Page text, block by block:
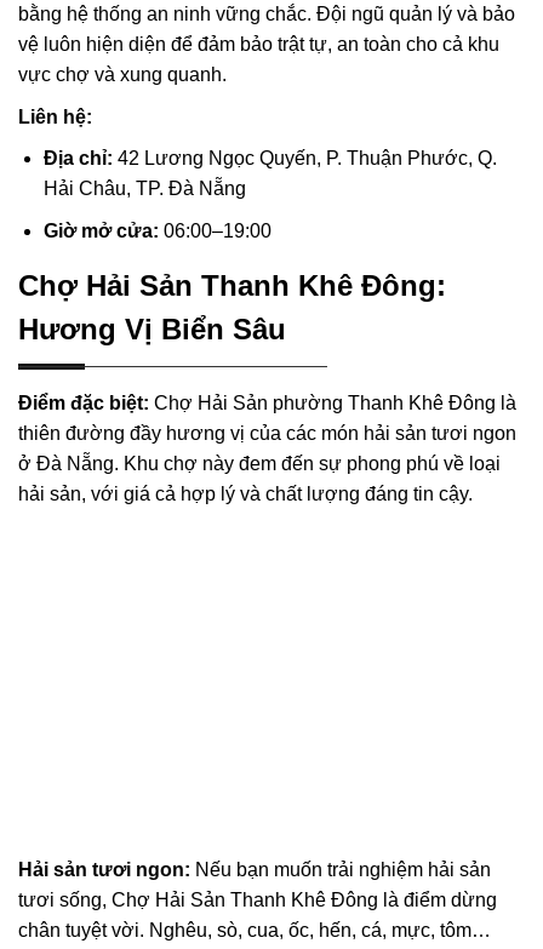
bằng hệ thống an ninh vững chắc. Đội ngũ quản lý và bảo
vệ luôn hiện diện để đảm bảo trật tự, an toàn cho cả khu
vực chợ và xung quanh.
Liên hệ:
Địa chỉ: 42 Lương Ngọc Quyến, P. Thuận Phước, Q.
Hải Châu, TP. Đà Nẵng
Giờ mở cửa: 06:00–19:00
Chợ Hải Sản Thanh Khê Đông:
Hương Vị Biển Sâu
Điểm đặc biệt: Chợ Hải Sản phường Thanh Khê Đông là
thiên đường đầy hương vị của các món hải sản tươi ngon
ở Đà Nẵng. Khu chợ này đem đến sự phong phú về loại
hải sản, với giá cả hợp lý và chất lượng đáng tin cậy.
Hải sản tươi ngon: Nếu bạn muốn trải nghiệm hải sản
tươi sống, Chợ Hải Sản Thanh Khê Đông là điểm dừng
chân tuyệt vời. Nghêu, sò, cua, ốc, hến, cá, mực, tôm…